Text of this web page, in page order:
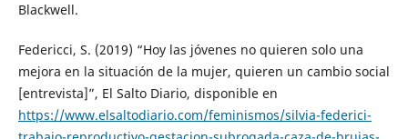
Blackwell.
Federicci, S. (2019) “Hoy las jóvenes no quieren solo una
mejora en la situación de la mujer, quieren un cambio social
[entrevista]”, El Salto Diario, disponible en
https://www.elsaltodiario.com/feminismos/silvia-federici-